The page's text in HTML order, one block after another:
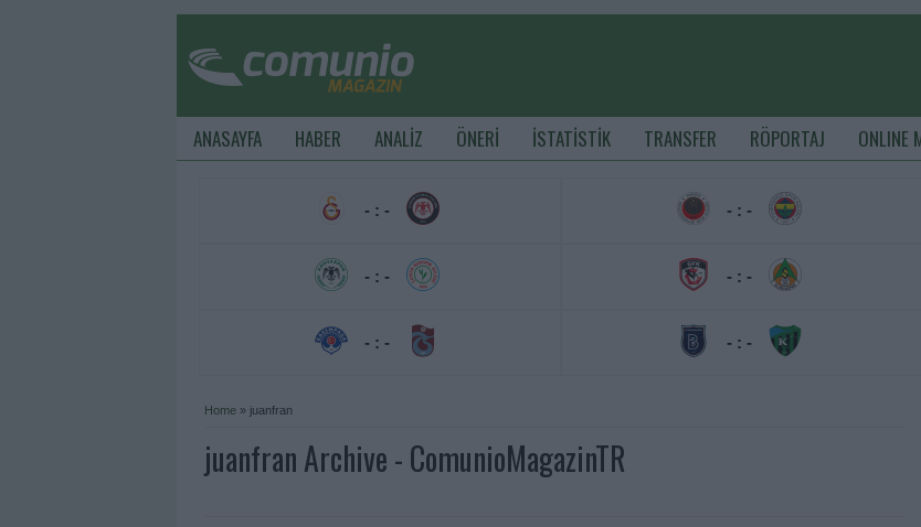
ANASAYFA HABER ANALİZ ÖNERİ İSTATİSTİK TRANSFER RÖPORTAJ ONLINE
- : -
- : -
- : -
- : -
- : -
- : -
Home » juanfran
juanfran Archive - ComunioMagazinTR